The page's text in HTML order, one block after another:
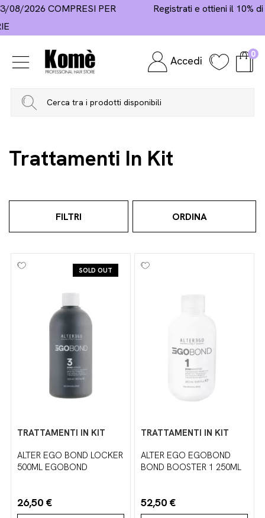
Registrati e ottieni il 10% di sconto sul primo acquisto
Accedi 0
Home Hair Care Trattamenti
Trattamenti In Kit
FILTRI ORDINA
SOLD OUT
TRATTAMENTI IN KIT
ALTER EGO BOND LOCKER
500ML EGOBOND
26,50 €
TRATTAMENTI IN KIT
ALTER EGO EGOBOND
BOND BOOSTER 1 250ML
52,50 €